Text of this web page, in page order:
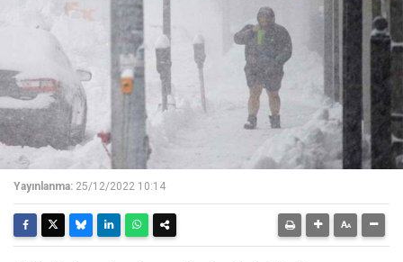
Yayınlanma: 25/12/2022 10:14